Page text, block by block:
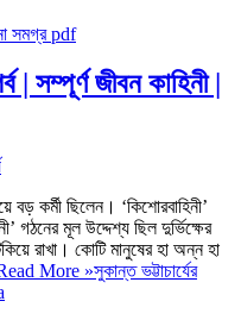
| সম্পূর্ণ জীবন কাহিনী |
কর্মী ছিলেন। ‘কিশোরবাহিনী’
গঠনের মূল উদ্দেশ্য ছিল দুর্ভিক্ষের
রাখা। কোটি মানুষের হা অন্ন হা
More »সুকান্ত ভট্টাচার্যের